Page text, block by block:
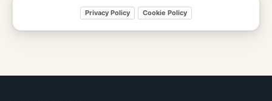
Privacy Policy Cookie Policy